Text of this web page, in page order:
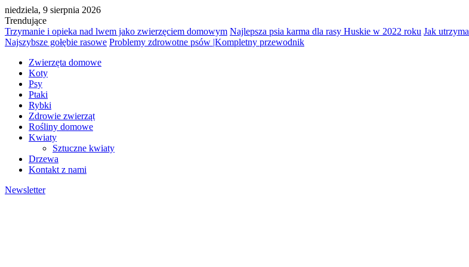
niedziela, 9 sierpnia 2026
Trendujące
Trzymanie i opieka nad lwem jako zwierzęciem domowym Najlepsza psia karma dla rasy Huskie w 2022 roku Jak
Najszybsze gołębie rasowe Problemy zdrowotne psów |Kompletny przewodnik
Zwierzęta domowe
Koty
Psy
Ptaki
Rybki
Zdrowie zwierząt
Rośliny domowe
Kwiaty
Sztuczne kwiaty
Drzewa
Kontakt z nami
Newsletter